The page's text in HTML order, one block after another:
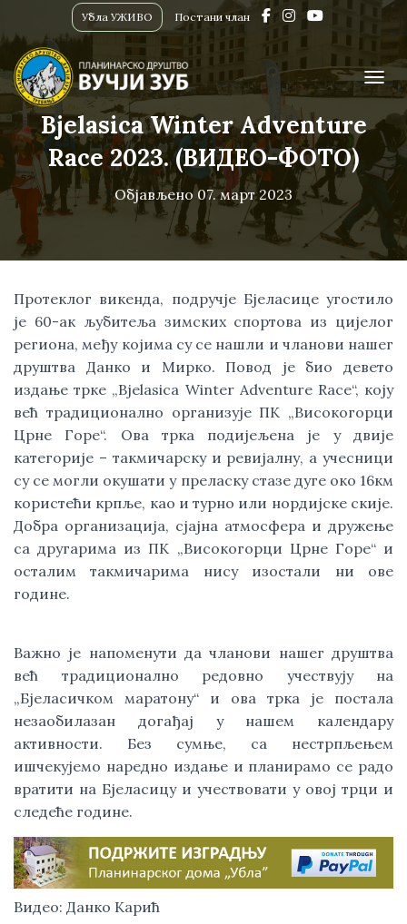
Убла УЖИВО Постани члан
Bjelasica Winter Adventure
Race 2023. (ВИДЕО-ФОТО)
Објављено 07. март 2023
Протеклог викенда, подручје Бјеласице угостило
је 60-ак љубитеља зимских спортова из цијелог
региона, међу којима су се нашли и чланови нашег
друштва Данко и Мирко. Повод је био девето
издање трке „Bjelasica Winter Adventure Race“, коју
већ традиционално организује ПК „Високогорци
Црне Горе“. Ова трка подијељена је у двије
категорије – такмичарску и ревијалну, а учесници
су се могли окушати у преласку стазе дуге око 16км
користећи крпље, као и турно или нордијске скије.
Добра организација, сјајна атмосфера и дружење
са другарима из ПК „Високогорци Црне Горе“ и
осталим такмичарима нису изостали ни ове
године.
Важно је напоменути да чланови нашег друштва
већ традиционално редовно учествују на
„Бјеласичком маратону“ и ова трка је постала
незаобилазан догађај у нашем календару
активности. Без сумње, са нестрпљењем
ишчекујемо наредно издање и планирамо се радо
вратити на Бјеласицу и учествовати у овој трци и
следеће године.
Видео: Данко Карић